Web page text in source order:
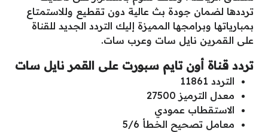
ترددها لضمان جودة بث عالية دون تقطيع وللاستمتاع
بمبارياتها وبرامجها المميزة إليك التردد الجديد للقناة
على القمرين نايل سات وعرب سات.
تردد قناة أون تايم سبورت على القمر نايل سات
التردد 11861
معدل الترميز 27500
الاستقطاب عمودي
معامل تصحيح الخطأ 5/6